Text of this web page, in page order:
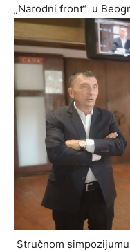
„Narodni front“ u
Stručnom